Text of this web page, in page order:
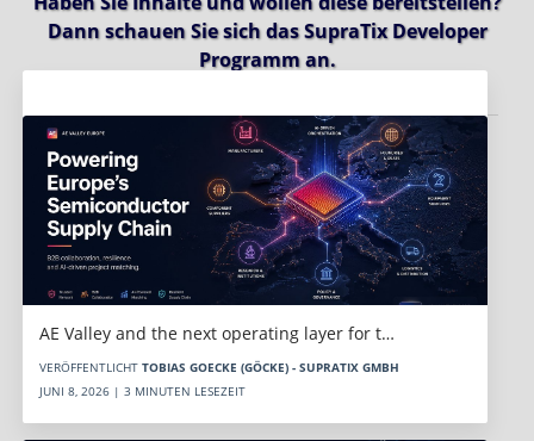
Dann schauen Sie sich dasSupraTix Developer
Programman.
AE Valley and the next operating layer for t…
VERÖFFENTLICHT TOBIAS GOECKE (GÖCKE) - SUPRATIX GMBH
JUNI 8, 2026 | 3 MINUTEN LESEZEIT